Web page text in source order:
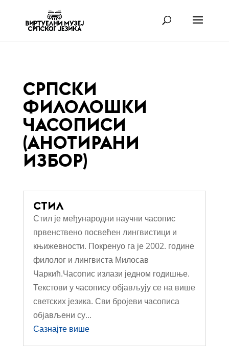
СРПСКИ
ФИЛОЛОШКИ
ЧАСОПИСИ
(АНОТИРАНИ
ИЗБОР)
СТИЛ
Стил је међународни научни часопис
првенствено посвећен лингвистици и
књижевности. Покренуо га је 2002. године
филолог и лингвиста Милосав
Чаркић.Часопис излази једном годишње.
Текстови у часопису објављују се на више
светских језика. Сви бројеви часописа
објављени су...
Сазнајте више